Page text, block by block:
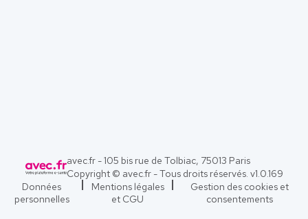
avec.fr - 105 bis rue de Tolbiac, 75013 Paris
Copyright © avec.fr - Tous droits réservés. v1.0.169
Données
personnelles
Mentions légales
et CGU
Gestion des cookies et
consentements